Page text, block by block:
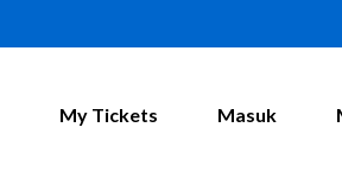
My Tickets Masuk